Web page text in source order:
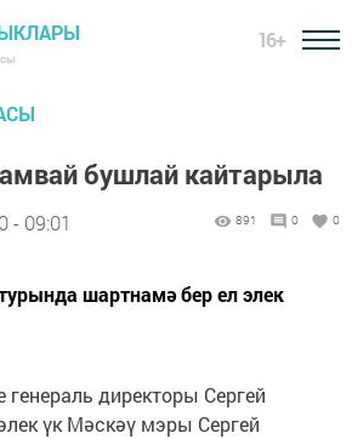
16+
бушлай кайтарыла
- 09:01 891 0 0
шартнамә бер ел элек
директоры Сергей
үк Мәскәү мэры Сергей